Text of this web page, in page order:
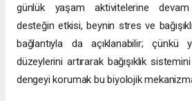
günlük yaşam aktivitelerine
desteğin etkisi, beynin stres ve
bağlantıyla da açıklanabilir; çünkü
düzeylerini artırarak bağışıklık
dengeyi korumak bu biyolojik